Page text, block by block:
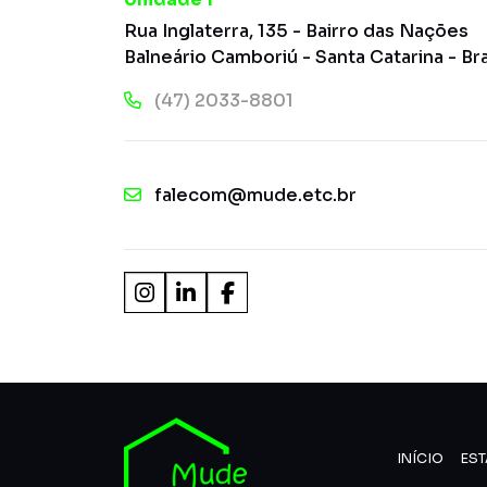
Rua Inglaterra, 135 - Bairro das Nações
Balneário Camboriú - Santa Catarina -
(47) 2033-8801
falecom@mude.etc.br
INÍCIO